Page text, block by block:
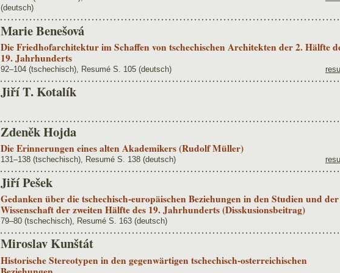
(deutsch)
Marie Benešová
Die Friedhofarchitektur im Schaffen von tschechischen Architekten der 2. Hälfte
19. Jahrhunderts
92–104 (tschechisch), Resumé S. 105 (deutsch)
Jiří T. Kotalík
Zdeněk Hojda
Die Erinnerungen eines alten Akademikers (Rudolf Müller)
131–138 (tschechisch), Resumé S. 138 (deutsch)
Jiří Pešek
Gedanken über die tschechisch-europäischen Beziehungen in den Studien und der
Wissenschaft der zweiten Hälfte des 19. Jahrhunderts (Disskusionsbeitrag)
79–80 (tschechisch), Resumé S. 163 (deutsch)
Miroslav Kunštát
Historische Stereotypen in den gegenwärtigen tschechisch-osterreichischen